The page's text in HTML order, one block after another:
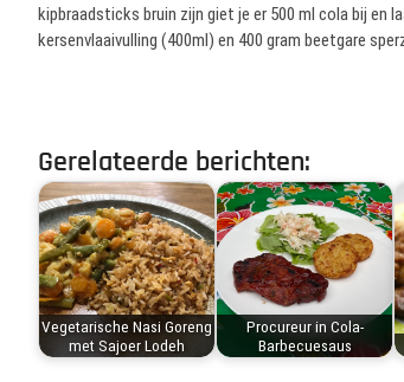
kipbraadsticks bruin zijn giet je er 500 ml cola bij en
kersenvlaaivulling (400ml) en 400 gram beetgare
Gerelateerde berichten:
Vegetarische Nasi Goreng
met Sajoer Lodeh
Procureur in Cola-
Barbecuesaus